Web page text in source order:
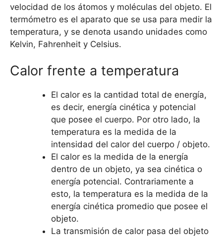
velocidad de los átomos y moléculas del objeto. El
termómetro es el aparato que se usa para medir la
temperatura, y se denota usando unidades como
Kelvin, Fahrenheit y Celsius.
Calor frente a temperatura
El calor es la cantidad total de energía,
es decir, energía cinética y potencial
que posee el cuerpo. Por otro lado, la
temperatura es la medida de la
intensidad del calor del cuerpo / objeto.
El calor es la medida de la energía
dentro de un objeto, ya sea cinética o
energía potencial. Contrariamente a
esto, la temperatura es la medida de la
energía cinética promedio que posee el
objeto.
La transmisión de calor pasa del objeto